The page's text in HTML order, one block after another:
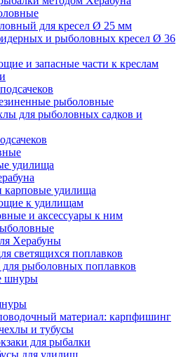
для кресел Ø 25 мм
и рыболовных кресел Ø 36
и запасные части к креслам
рыболовные
для рыболовных садков и
удилища
удилища
к удилищам
и аксессуары к ним
Херабуны
светящихся поплавков
для рыболовных поплавков
шнуры
материал: карпфишинг
и тубусы
для рыбалки
для удилищ